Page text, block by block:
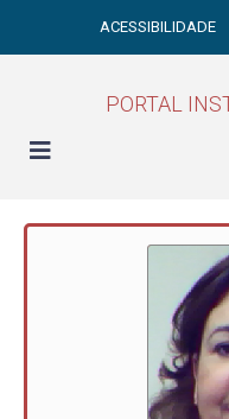
ACESSIBILIDADE
PORTAL